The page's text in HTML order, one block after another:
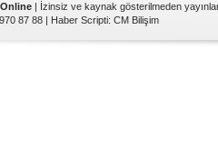
Online | İzinsiz ve kaynak gösterilmeden
87 88 | Haber Scripti: CM Bilişim